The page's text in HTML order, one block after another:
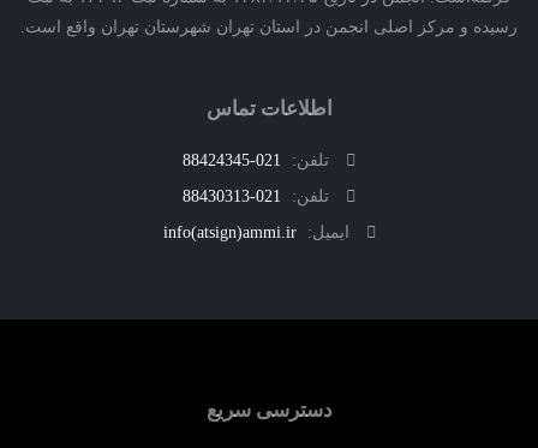
و مرکز اصلی انجمن در استان تهران شهرستان تهران واقع است.
اطلاعات تماس
تلفن:
021-88424345
تلفن:
021-88430313
ایمیل:
info(atsign)ammi.ir
دسترسی سریع